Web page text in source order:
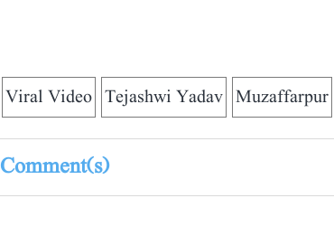
Muzaffarpur
Tejashwi Yadav
Viral Video
Comment(s)